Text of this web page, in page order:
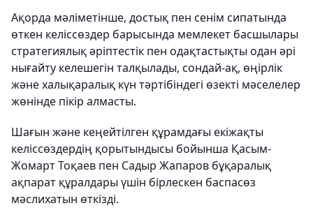
Ақорда мәліметінше, достық пен сенім сипатында
өткен келіссөздер барысында мемлекет басшылары
стратегиялық әріптестік пен одақтастықты одан әрі
нығайту келешегін талқылады, сондай-ақ, өңірлік
және халықаралық күн тәртібіндегі өзекті мәселелер
жөнінде пікір алмасты.
Шағын және кеңейтілген құрамдағы екіжақты
келіссөздердің қорытындысы бойынша Қасым-
Жомарт Тоқаев пен Садыр Жапаров бұқаралық
ақпарат құралдары үшін бірлескен баспасөз
мәслихатын өткізді.